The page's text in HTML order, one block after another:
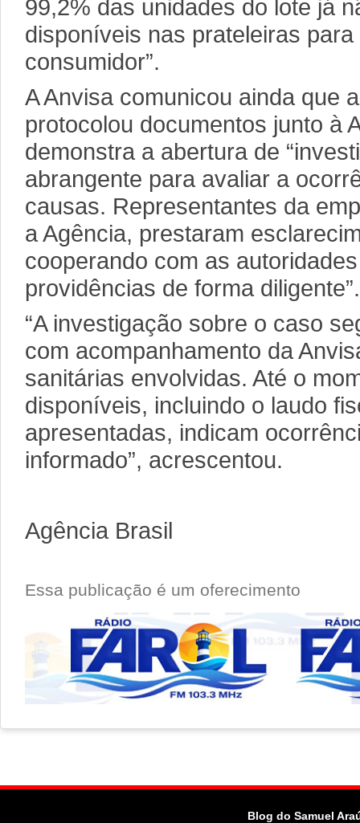
99,2% das unidades do lote já
disponíveis nas prateleiras
consumidor”.
A Anvisa comunicou ainda que
protocolou documentos junto à
demonstra a abertura de
abrangente para avaliar a
causas. Representantes da
a Agência, prestaram
cooperando com as
providências de forma diligente”.
“A investigação sobre o caso
com acompanhamento da
sanitárias envolvidas. Até o
disponíveis, incluindo o laudo
apresentadas, indicam
informado”, acrescentou.
Agência Brasil
Essa publicação é um oferecimento
Blog do Samuel